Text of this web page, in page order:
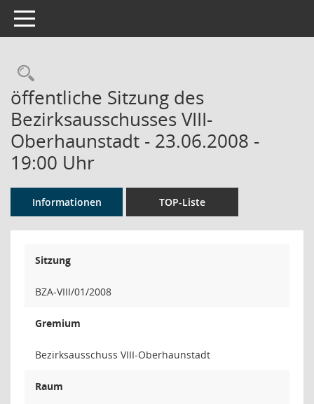
Toggle navigation
Rechercheauswahl
öffentliche Sitzung des
Bezirksausschusses VIII-
Oberhaunstadt - 23.06.2008 -
19:00 Uhr
Informationen TOP-Liste
Sitzung
BZA-VIII/01/2008
Gremium
Bezirksausschuss VIII-Oberhaunstadt
Raum